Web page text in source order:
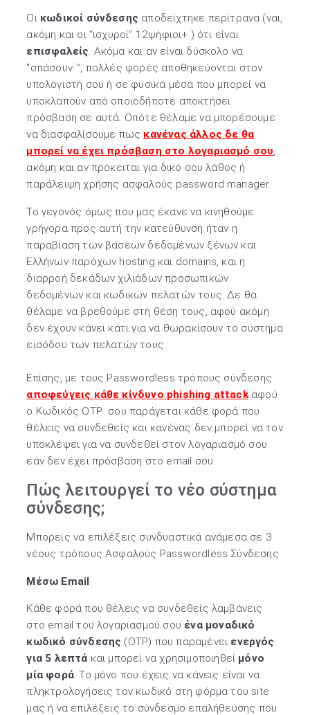
Οι κωδικοί σύνδεσης αποδείχτηκε περίτρανα (ναι,
ακόμη και οι “ισχυροί” 12ψήφιοι+ ) ότι είναι
επισφαλείς. Ακόμα και αν είναι δύσκολο να
“σπάσουν¨”, πολλές φορές αποθηκεύονται στον
υπολογιστή σου ή σε φυσικά μέσα που μπορεί να
υποκλαπούν από οποιοδήποτε αποκτήσει
πρόσβαση σε αυτά. Οπότε θέλαμε να μπορέσουμε
να διασφαλίσουμε πως κανένας άλλος δε θα
μπορεί να έχει πρόσβαση στο λογαριασμό σου,
ακόμη και αν πρόκειται για δικό σου λάθος ή
παράλειψη χρήσης ασφαλούς password manager.
Το γεγονός όμως που μας έκανε να κινηθούμε
γρήγορα προς αυτή την κατεύθυνση ήταν η
παραβίαση των βάσεων δεδομένων ξένων και
Ελλήνων παρόχων hosting και domains, και η
διαρροή δεκάδων χιλιάδων προσωπικών
δεδομένων και κωδικών πελατών τους. Δε θα
θέλαμε να βρεθούμε στη θέση τους, αφού ακόμη
δεν έχουν κάνει κάτι για να θωρακίσουν το σύστημα
εισόδου των πελατών τους.
Επίσης, με τους Passwordless τρόπους σύνδεσης
αποφεύγεις κάθε κίνδυνο phishing attackαφού
ο Κωδικός OTP σου παράγεται κάθε φορά που
θέλεις να συνδεθείς και κανένας δεν μπορεί να τον
υποκλέψει για να συνδεθεί στον λογαριασμό σου
εάν δεν έχει πρόσβαση στο email σου.
Πώς λειτουργεί το νέο σύστημα
σύνδεσης;
Μπορείς να επιλέξεις συνδυαστικά ανάμεσα σε 3
νέους τρόπους Ασφαλούς Passwordless Σύνδεσης:
Μέσω Email
Κάθε φορά που θέλεις να συνδεθείς λαμβάνεις
στο email του λογαριασμού σου ένα μοναδικό
κωδικό σύνδεσης (OTP) που παραμένει ενεργός
για 5 λεπτά και μπορεί να χρησιμοποιηθεί μόνο
μία φορά. Το μόνο που έχεις να κάνεις είναι να
πληκτρολογήσεις τον κωδικό στη φόρμα του site
μας ή να επιλέξεις το σύνδεσμο επαλήθευσης που